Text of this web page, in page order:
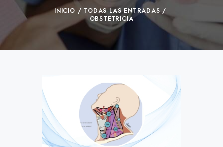
INICIO
TODAS LAS ENTRADAS
OBSTETRICIA